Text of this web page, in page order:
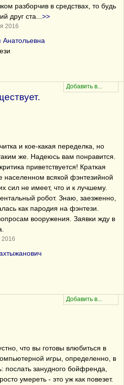
разборчив в средствах, то будь
друг ста
>>
2016
Анатольевна
и кое-какая переделка, но
же. Надеюсь вам понравится.
приветствуется! Краткая
всякой фэнтезийной
сил не имеет, что и к лучшему.
робот. Знаю, заезженно,
как пародия на фэнтези.
вооружения. Заявки жду в
2016
что вы готовы влюбиться в
игры, определенно, в
послать занудного бойфренда,
умереть - это уж как повезет.